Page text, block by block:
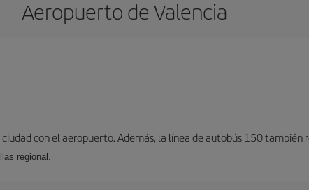
Aeropuerto de Valencia
con el aeropuerto. Además, la línea de autobús 150 también
regional.